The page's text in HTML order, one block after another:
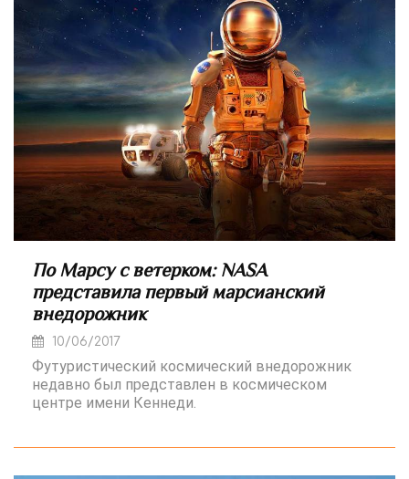
По Марсу с ветерком: NASA
представила первый марсианский
внедорожник
10/06/2017
Футуристический космический внедорожник
недавно был представлен в космическом
центре имени Кеннеди.